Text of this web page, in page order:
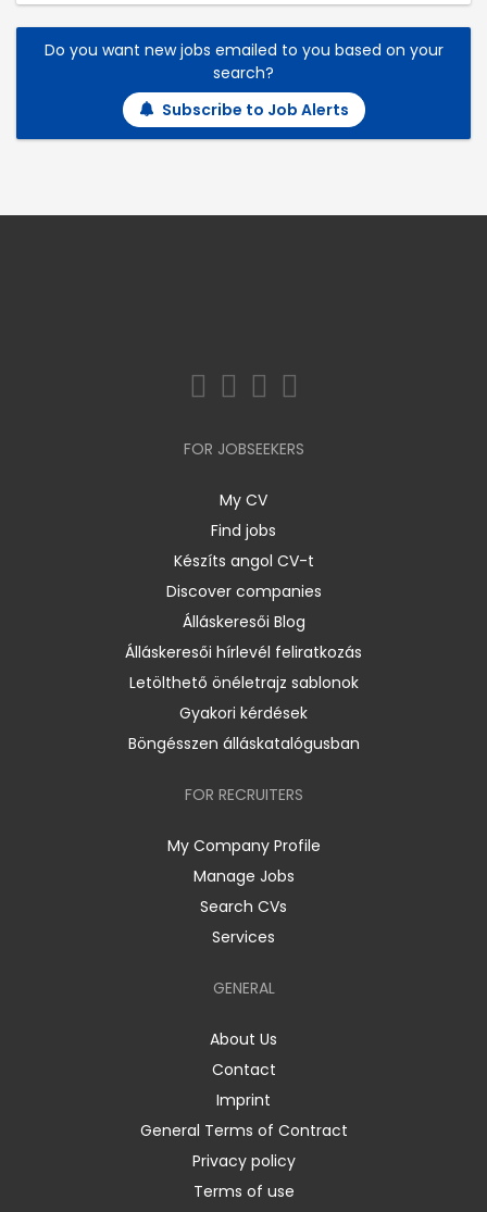
Do you want new jobs emailed to you based on your
search?
Subscribe to Job Alerts
FOR JOBSEEKERS
My CV
Find jobs
Készíts angol CV-t
Discover companies
Álláskeresői Blog
Álláskeresői hírlevél feliratkozás
Letölthető önéletrajz sablonok
Gyakori kérdések
Böngésszen álláskatalógusban
FOR RECRUITERS
My Company Profile
Manage Jobs
Search CVs
Services
GENERAL
About Us
Contact
Imprint
General Terms of Contract
Privacy policy
Terms of use